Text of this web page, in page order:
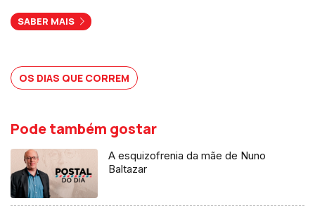
SABER MAIS
OS DIAS QUE CORREM
Pode também gostar
A esquizofrenia da mãe de Nuno
Baltazar